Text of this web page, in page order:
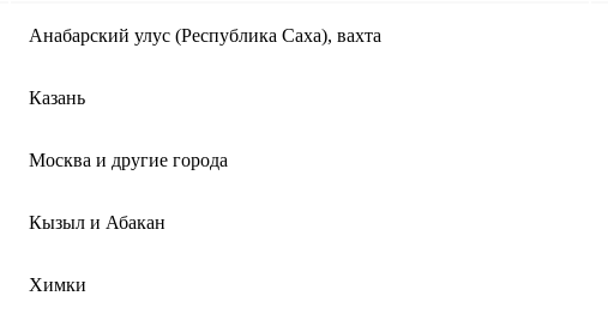
Анабарский улус (Республика Саха), вахта
Казань
Москва и другие города
Кызыл и Абакан
Химки